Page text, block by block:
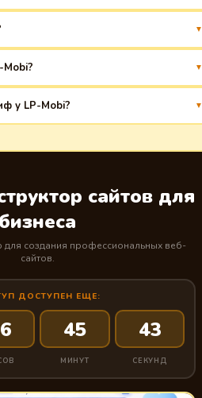
создания лендингов, специально для
и удобное управление!
которые ищут эффективный способ
адаптивность под мобильные
сервисами.
у LP-Mobi?
сайтов для
бизнеса
создания профессиональных веб-
сайтов.
ДОСТУПЕН ЕЩЕ:
45
МИНУТ
42
СЕКУНД